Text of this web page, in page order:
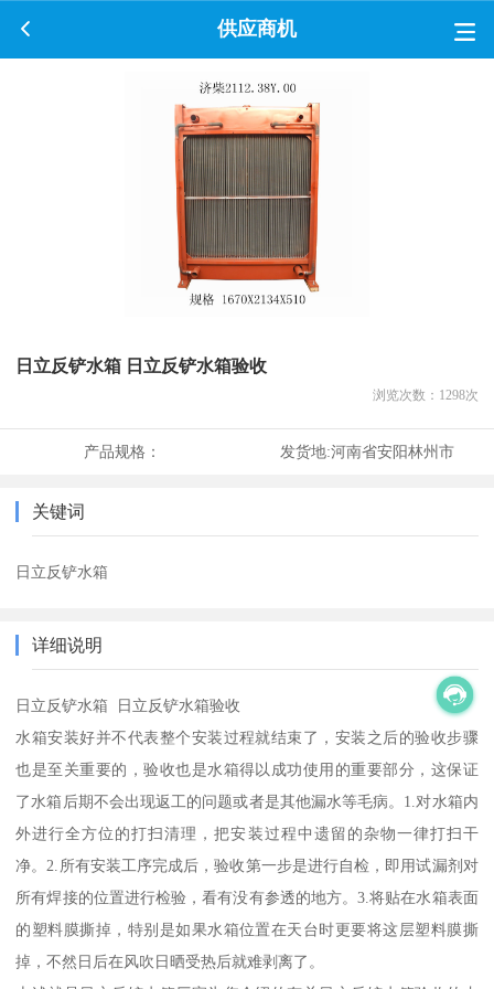
供应商机
日立反铲水箱 日立反铲水箱验收
浏览次数： 1298次
产品规格： 发货地:河南省安阳林州市
关键词
日立反铲水箱
详细说明
日立反铲水箱 日立反铲水箱验收
水箱安装好并不代表整个安装过程就结束了，安装之后的验收步骤
也是至关重要的，验收也是水箱得以成功使用的重要部分，这保证
了水箱后期不会出现返工的问题或者是其他漏水等毛病。1.对水箱内
外进行全方位的打扫清理，把安装过程中遗留的杂物一律打扫干
净。2.所有安装工序完成后，验收第一步是进行自检，即用试漏剂对
所有焊接的位置进行检验，看有没有参透的地方。3.将贴在水箱表面
的塑料膜撕掉，特别是如果水箱位置在天台时更要将这层塑料膜撕
掉，不然日后在风吹日晒受热后就难剥离了。